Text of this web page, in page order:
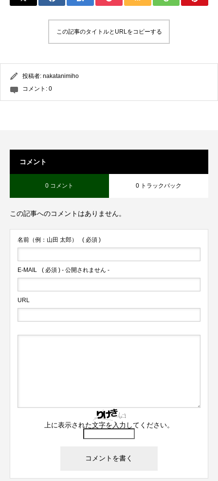
この記事のタイトルとURLをコピーする
投稿者: nakatanimiho
コメント: 0
コメント
0 コメント 0 トラックバック
この記事へのコメントはありません。
名前（例：山田 太郎） ( 必須 )
E-MAIL ( 必須 ) - 公開されません -
URL
上に表示された文字を入力してください。